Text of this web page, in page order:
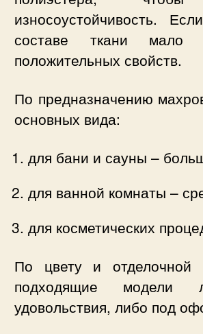
износоустойчивость.
составе ткани
положительных свойств.
По предназначению
основных вида:
для бани и сауны –
для ванной комнаты –
для косметических
По цвету и отделочной
подходящие модели
удовольствия, либо под